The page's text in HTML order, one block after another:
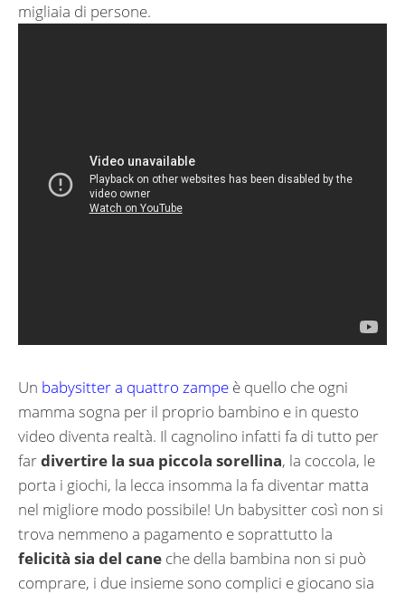
migliaia di persone.
Un babysitter a quattro zampe è quello che ogni
mamma sogna per il proprio bambino e in questo
video diventa realtà. Il cagnolino infatti fa di tutto per
fardivertire la sua piccola sorellina, la coccola, le
porta i giochi, la lecca insomma la fa diventar matta
nel migliore modo possibile! Un babysitter così non si
trova nemmeno a pagamento e soprattutto la
felicità sia del cane che della bambina non si può
comprare, i due insieme sono complici e giocano sia